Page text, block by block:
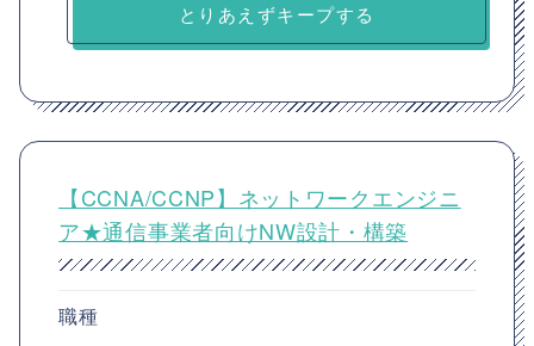
とりあえずキープする
【CCNA/CCNP】ネットワークエンジニ
ア★通信事業者向けNW設計・構築
職種